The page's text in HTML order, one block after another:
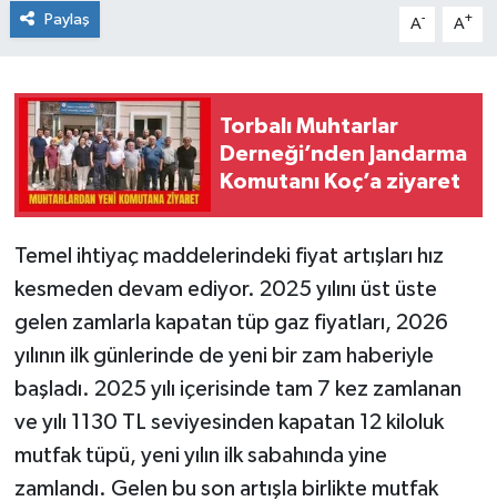
Paylaş A- A+
Torbalı Muhtarlar
Derneği’nden Jandarma
Komutanı Koç’a ziyaret
Temel ihtiyaç maddelerindeki fiyat artışları hız
kesmeden devam ediyor. 2025 yılını üst üste
gelen zamlarla kapatan tüp gaz fiyatları, 2026
yılının ilk günlerinde de yeni bir zam haberiyle
başladı. 2025 yılı içerisinde tam 7 kez zamlanan
ve yılı 1130 TL seviyesinden kapatan 12 kiloluk
mutfak tüpü, yeni yılın ilk sabahında yine
zamlandı. Gelen bu son artışla birlikte mutfak